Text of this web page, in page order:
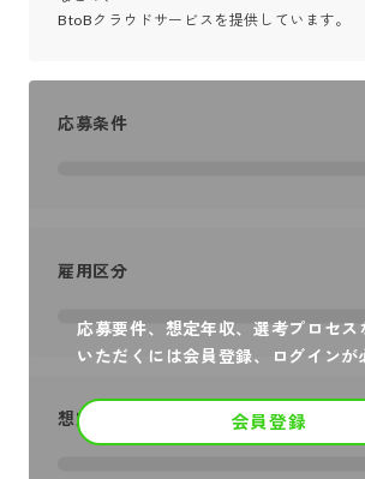
BtoBクラウドサービスを提供しています。
応募要件、想定年収、選考プロセス
いただくには会員登録、ログインが
会員登録
応募条件
雇用区分
想定年収